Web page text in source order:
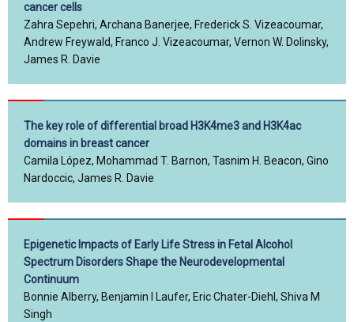
cancer cells
Zahra Sepehri, Archana Banerjee, Frederick S. Vizeacoumar,
Andrew Freywald, Franco J. Vizeacoumar, Vernon W. Dolinsky,
James R. Davie
The key role of differential broad H3K4me3 and H3K4ac
domains in breast cancer
Camila López, Mohammad T. Barnon, Tasnim H. Beacon, Gino
Nardoccic, James R. Davie
Epigenetic Impacts of Early Life Stress in Fetal Alcohol
Spectrum Disorders Shape the Neurodevelopmental
Continuum
Bonnie Alberry, Benjamin I Laufer, Eric Chater-Diehl, Shiva M
Singh